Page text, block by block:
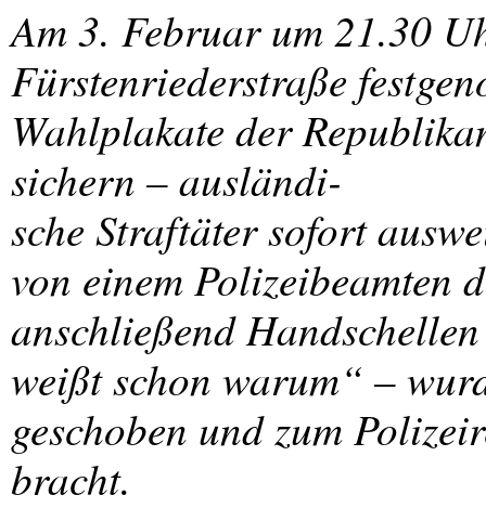
Am 3. Februar um 21.30
Fürstenriederstraße
Wahlplakate der
sichern – ausländi-
sche Straftäter sofort
von einem Polizeibeamten
anschließend
weißt schon warum“ –
geschoben und zum
bracht.